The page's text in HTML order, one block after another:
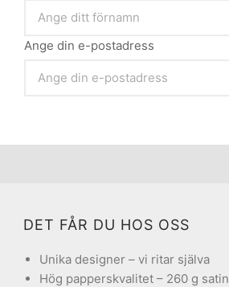
Ange din e-postadress
DET FÅR DU HOS OSS
Unika designer – vi ritar själva
Hög papperskvalitet – 260 g satin